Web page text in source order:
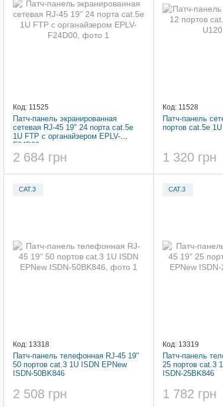
Код: 11525
Патч-панель экранированная
сетевая RJ-45 19" 24 порта cat.5e
1U FTP с органайзером EPLV-
F24D00
2 684 грн
Код: 11528
Патч-панель
портов cat.5e
1 320 грн
CAT.3
Код: 13318
Патч-панель телефонная RJ-45 19"
50 портов cat.3 1U ISDN EPNew
ISDN-50BK846
2 508 грн
CAT.3
Код: 13319
Патч-панель
25 портов cat.3
ISDN-25BK846
1 782 грн